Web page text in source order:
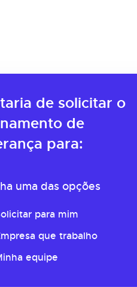
de solicitar o
de
para:
uma das opções
para mim
que trabalho
equipe